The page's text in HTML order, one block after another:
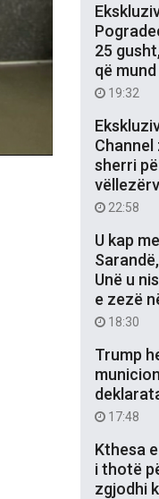
25
që
19:32
Channel
sherri
22:58
U kap
Unë u
e zezë
18:30
Trump
17:48
Kthesa
i thotë
zgjodhi